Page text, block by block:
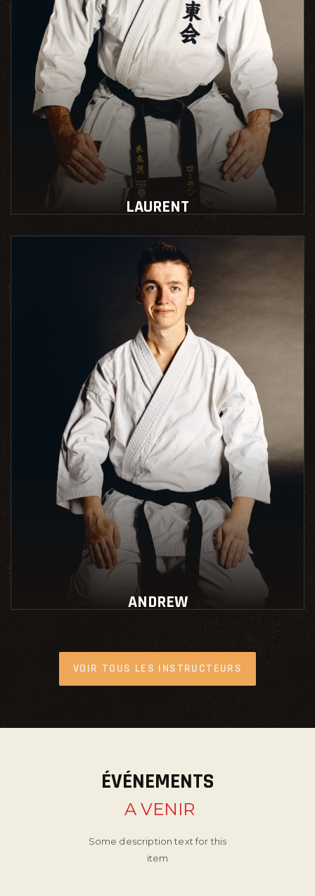
LAURENT
Instructeur école
ANDREW
Instructeur école
VOIR TOUS LES INSTRUCTEURS
ÉVÉNEMENTS
A VENIR
Some description text for this
item